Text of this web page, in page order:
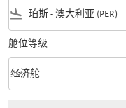
flight_land
舱位等级
舱位等级 option 经济舱
经济舱
keyboard_arrow_down